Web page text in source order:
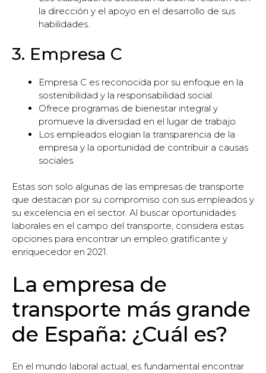
la dirección y el apoyo en el desarrollo de sus
habilidades.
3. Empresa C
Empresa C es reconocida por su enfoque en la
sostenibilidad y la responsabilidad social.
Ofrece programas de bienestar integral y
promueve la diversidad en el lugar de trabajo.
Los empleados elogian la transparencia de la
empresa y la oportunidad de contribuir a causas
sociales.
Estas son solo algunas de las empresas de transporte
que destacan por su compromiso con sus empleados y
su excelencia en el sector. Al buscar oportunidades
laborales en el campo del transporte, considera estas
opciones para encontrar un empleo gratificante y
enriquecedor en 2021.
La empresa de
transporte más grande
de España: ¿Cuál es?
En el mundo laboral actual, es fundamental encontrar